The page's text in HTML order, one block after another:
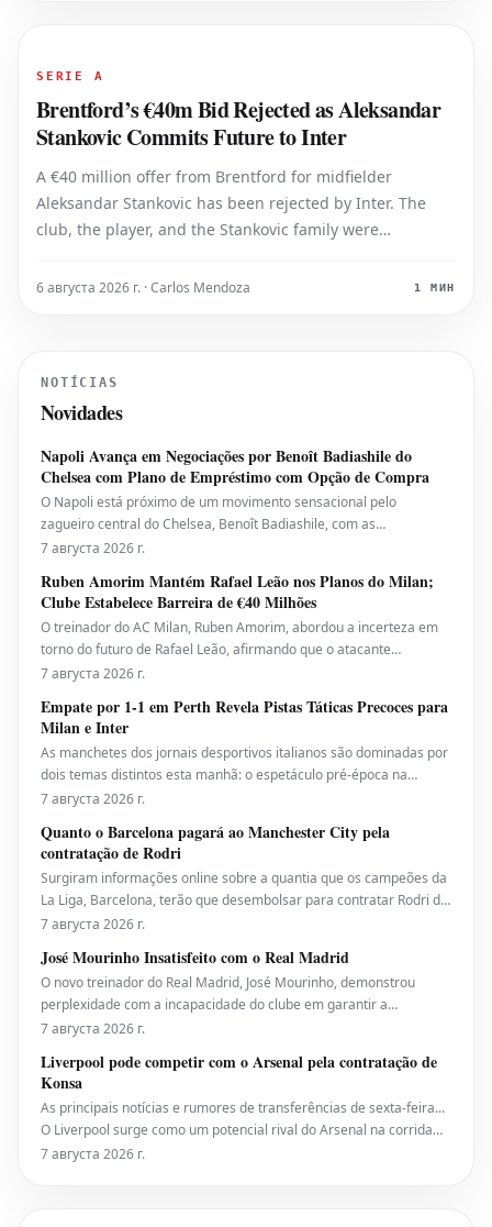
SERIE A
Brentford’s €40m Bid Rejected as Aleksandar
Stankovic Commits Future to Inter
A €40 million offer from Brentford for midfielder
Aleksandar Stankovic has been rejected by Inter. The
club, the player, and the Stankovic family were
clear that the young Serbian intends to stay at Inter.
6 августа 2026 г. · Carlos Mendoza 1 МИН
NOTÍCIAS
Novidades
Napoli Avança em Negociações por Benoît Badiashile do
Chelsea com Plano de Empréstimo com Opção de Compra
O Napoli está próximo de um movimento sensacional pelo
zagueiro central do Chelsea, Benoît Badiashile, com as
negociações entre o gigante italiano e o clube de Stamford Bridge
francês emergiu como um alvo principal para os Parteno
7 августа 2026 г.
Ruben Amorim Mantém Rafael Leão nos Planos do Milan;
Clube Estabelece Barreira de €40 Milhões
O treinador do AC Milan, Ruben Amorim, abordou a incerteza em
torno do futuro de Rafael Leão, afirmando que o atacante
português continua nos seus planos para a nova temporada. Leão
Milan, segundo relatos, não está disposto a consid
7 августа 2026 г.
Empate por 1-1 em Perth Revela Pistas Táticas Precoces para
Milan e Inter
As manchetes dos jornais desportivos italianos são dominadas por
dois temas distintos esta manhã: o espetáculo pré-época na
Austrália Ocidental, onde Milan e Inter protagonizaram um empate
reconstruir o seu plantel antes do fecho da j
7 августа 2026 г.
Quanto o Barcelona pagará ao Manchester City pela
contratação de Rodri
Surgiram informações online sobre a quantia que os campeões da
La Liga, Barcelona, terão que desembolsar para contratar Rodri do
Manchester City. Isso acontece juntamente com a garantia de que
destaque do
7 августа 2026 г.
José Mourinho Insatisfeito com o Real Madrid
O novo treinador do Real Madrid, José Mourinho, demonstrou
perplexidade com a incapacidade do clube em garantir a
contratação do craque do Manchester City, Rodri. Isso ocorre em
decisão final de não se juntar aos Blancos, optando em vez
7 августа 2026 г.
Liverpool pode competir com o Arsenal pela contratação de
Konsa
As principais notícias e rumores de transferências de sexta-feira...
O Liverpool surge como um potencial rival do Arsenal na corrida
pela contratação do defensor do Aston Villa, Ezri Konsa. Fontes
7 августа 2026 г.